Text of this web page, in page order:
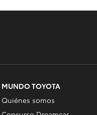
MUNDO TOYOTA
Quiénes somos